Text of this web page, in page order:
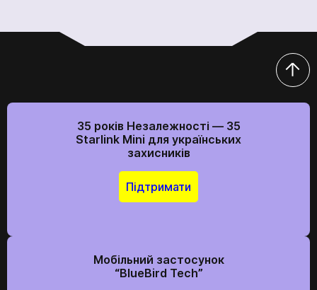
35 років Незалежності — 35
Starlink Mini для українських
захисників
Підтримати
Мобільний застосунок
“BlueBird Tech”